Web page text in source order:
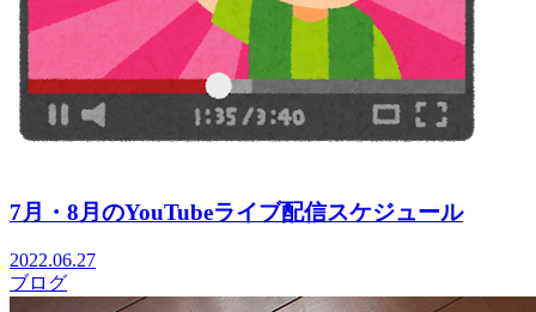
7月・8月のYouTubeライブ配信スケジュール
2022.06.27
ブログ